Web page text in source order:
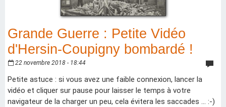
Grande Guerre : Petite Vidéo
d'Hersin-Coupigny bombardé !
22 novembre 2018 - 18:44
Petite astuce : si vous avez une faible connexion, lancer la
vidéo et cliquer sur pause pour laisser le temps à votre
navigateur de la charger un peu, cela évitera les saccades ... :-)